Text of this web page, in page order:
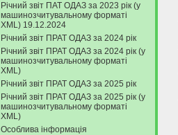
Річний звіт ПАТ ОДАЗ за 2023 рік (у
машинозчитувальному форматі
XML) 19.12.2024
Річний звіт ПРАТ ОДАЗ за 2024 рік
Річний звіт ПРАТ ОДАЗ за 2024 рік (у
машинозчитувальному форматі
XML)
Річний звіт ПРАТ ОДАЗ за 2025 рік
Річний звіт ПРАТ ОДАЗ за 2025 рік (у
машинозчитувальному форматі
XML)
Особлива інформація